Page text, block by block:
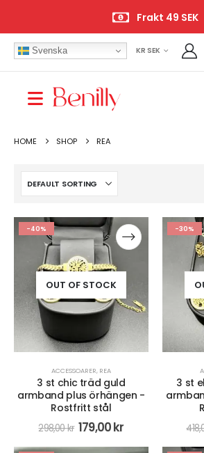
Frakt 49 SEK
Svenska KR SEK
HOME SHOP REA
-40%
OUT OF STOCK
ACCESSOARER, REA
3 st chic träd guld
armband plus örhängen -
Rostfritt stål
298,00kr 179,00kr
-30%
3 st